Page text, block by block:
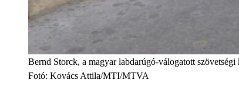
Bernd Storck, a magyar labdarúgó-válogatott
Fotó: Kovács Attila/MTI/MTVA